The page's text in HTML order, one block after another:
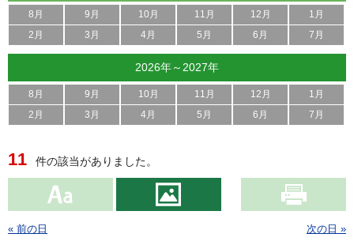
8月 9月 10月 11月 12月
1月
2月
3月 4月 5月 6月 7月
2026年～2027年
8月 9月 10月 11月 12月
1月
2月
3月 4月 5月 6月 7月
11 件の該当がありました。
« 前の日 次の日 »